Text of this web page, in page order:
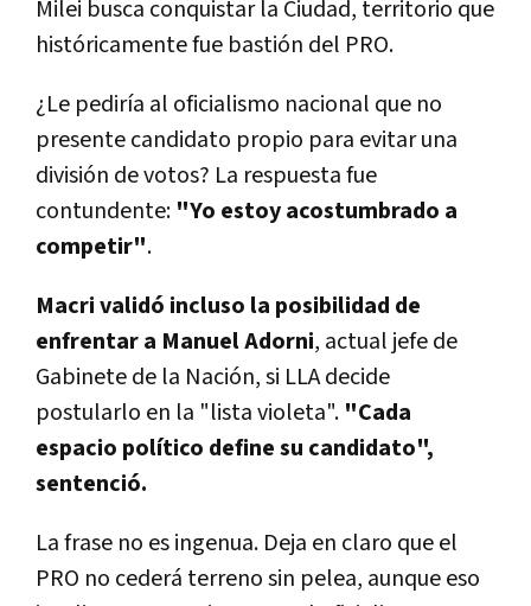
Milei busca conquistar la Ciudad, territorio que
históricamente fue bastión del PRO.
¿Le pediría al oficialismo nacional que no
presente candidato propio para evitar una
división de votos? La respuesta fue
contundente: "Yo estoy acostumbrado a
competir".
Macri validó incluso la posibilidad de
enfrentar a Manuel Adorni, actual jefe de
Gabinete de la Nación, si LLA decide
postularlo en la "lista violeta". "Cada
espacio político define su candidato",
sentenció.
La frase no es ingenua. Deja en claro que el
PRO no cederá terreno sin pelea, aunque eso